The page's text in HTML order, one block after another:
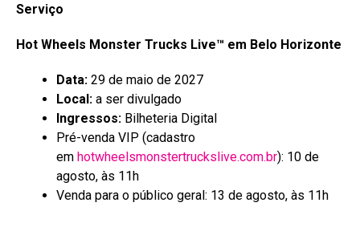
Serviço
Hot Wheels Monster Trucks Live™ em Belo Horizonte
Data: 29 de maio de 2027
Local: a ser divulgado
Ingressos: Bilheteria Digital
Pré-venda VIP (cadastro
em hotwheelsmonstertruckslive.com.br): 10 de
agosto, às 11h
Venda para o público geral: 13 de agosto, às 11h